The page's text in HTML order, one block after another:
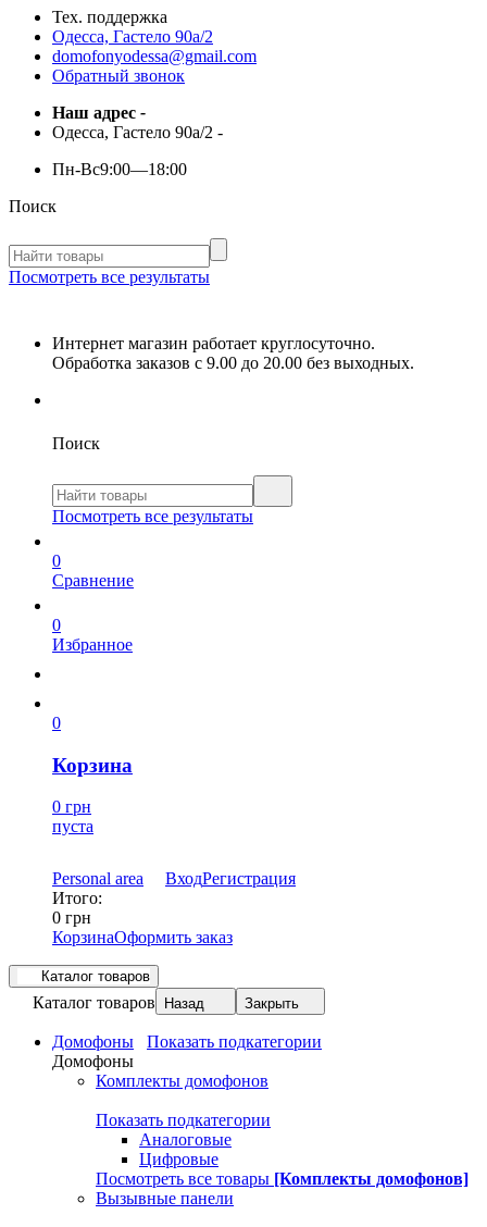
Тех. поддержка
Одесса, Гастело 90а/2
domofonyodessa@gmail.com
Обратный звонок
Наш адрес -
Одесса, Гастело 90а/2 -
Пн-Вс9:00—18:00
Поиск
Посмотреть все результаты
Интернет магазин работает круглосуточно.
Обработка заказов с 9.00 до 20.00 без выходных.
Поиск
Посмотреть все результаты
0
Сравнение
0
Избранное
0
Корзина
0 грн
пуста
Personal area ВходРегистрация
Итого:
0 грн
КорзинаОформить заказ
Каталог товаров
Каталог товаров Назад Закрыть
Домофоны
Показать подкатегории
Домофоны
Комплекты домофонов
Показать подкатегории
Аналоговые
Цифровые
Посмотреть все товары [Комплекты домофонов]
Вызывные панели